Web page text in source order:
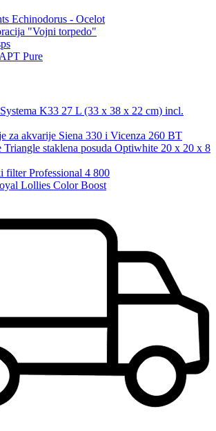
Echinodorus - Ocelot
"Vojni torpedo"
Pure
K33 27 L (33 x 38 x 22 cm) incl.
za akvarije Siena 330 i Vicenza 260 BT
Triangle staklena posuda Optiwhite 20 x 20 x 8
filter Professional 4 800
Lollies Color Boost